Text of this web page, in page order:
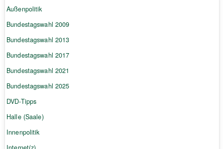
Außenpolitik
Bundestagswahl 2009
Bundestagswahl 2013
Bundestagswahl 2017
Bundestagswahl 2021
Bundestagswahl 2025
DVD-Tipps
Halle (Saale)
Innenpolitik